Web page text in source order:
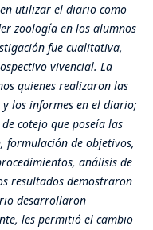
utilizar el diario como
zoología en los alumnos
fue cualitativa,
vivencial. La
quienes realizaron las
los informes en el diario;
cotejo que poseía las
formulación de objetivos,
análisis de
resultados demostraron
desarrollaron
les permitió el cambio